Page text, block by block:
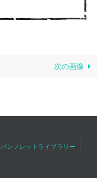
次の画像
パンフレットライブラリー